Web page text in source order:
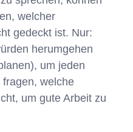
welcher
gedeckt ist. Nur:
herumgehen
um jeden
welche
um gute Arbeit zu